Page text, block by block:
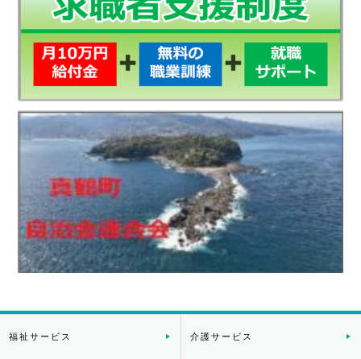
福祉サービス 介護サービス